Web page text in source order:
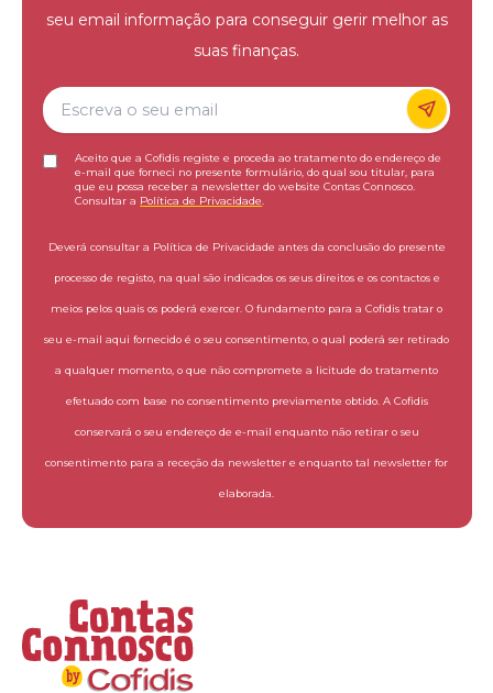
seu email informação para conseguir gerir melhor as
suas finanças.
Aceito que a Cofidis registe e proceda ao tratamento do endereço de
e-mail que forneci no presente formulário, do qual sou titular, para
que eu possa receber a newsletter do website Contas Connosco.
Consultar a Política de Privacidade
Deverá consultar a Política de Privacidade antes da conclusão do presente
processo de registo, na qual são indicados os seus direitos e os contactos e
meios pelos quais os poderá exercer. O fundamento para a Cofidis tratar o
seu e-mail aqui fornecido é o seu consentimento, o qual poderá ser retirado
a qualquer momento, o que não compromete a licitude do tratamento
efetuado com base no consentimento previamente obtido. A Cofidis
conservará o seu endereço de e-mail enquanto não retirar o seu
consentimento para a receção da newsletter e enquanto tal newsletter for
elaborada.